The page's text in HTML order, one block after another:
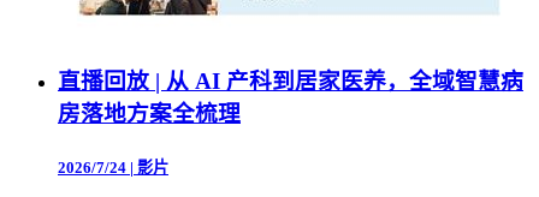
直播回放 | 从 AI 产科到居家医养，全域智慧病
房落地方案全梳理
2026/7/24 | 影片